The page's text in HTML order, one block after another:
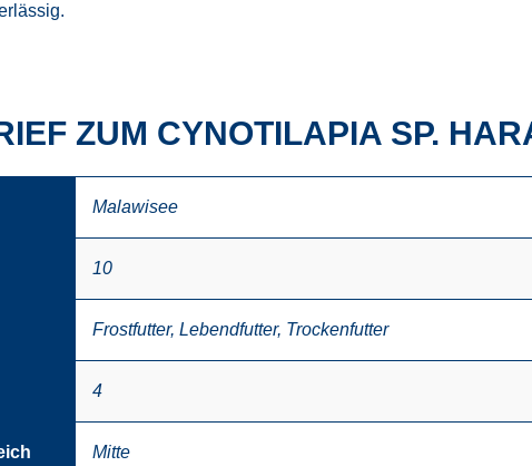
ZUM CYNOTILAPIA SP.
Malawisee
10
Frostfutter, Lebendfutter, Trockenfutter
4
Mitte